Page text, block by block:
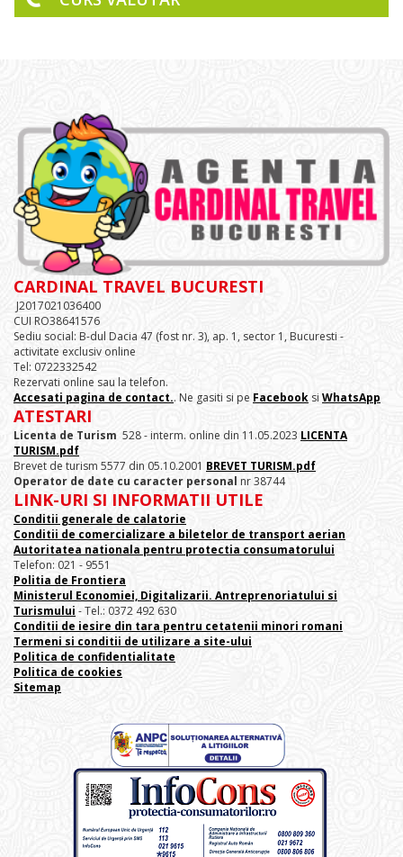
CARDINAL TRAVEL BUCURESTI
J2017021036400
CUI RO38641576
Sediu social: B-dul Dacia 47 (fost nr. 3), ap. 1, sector 1, Bucuresti -
activitate exclusiv online
Tel: 0722332542
Rezervati online sau la telefon.
Accesati pagina de contact.. Ne gasiti si pe Facebook si WhatsApp
ATESTARI
Licenta de Turism 528 - interm. online din 11.05.2023 LICENTA
TURISM.pdf
Brevet de turism 5577 din 05.10.2001 BREVET TURISM.pdf
Operator de date cu caracter personal nr 38744
LINK-URI SI INFORMATII UTILE
Conditii generale de calatorie
Conditii de comercializare a biletelor de transport aerian
Autoritatea nationala pentru protectia consumatorului
Telefon: 021 - 9551
Politia de Frontiera
Ministerul Economiei, Digitalizarii. Antreprenoriatului si
Turismului - Tel.: 0372 492 630
Conditii de iesire din tara pentru cetatenii minori romani
Termeni si conditii de utilizare a site-ului
Politica de confidentialitate
Politica de cookies
Sitemap